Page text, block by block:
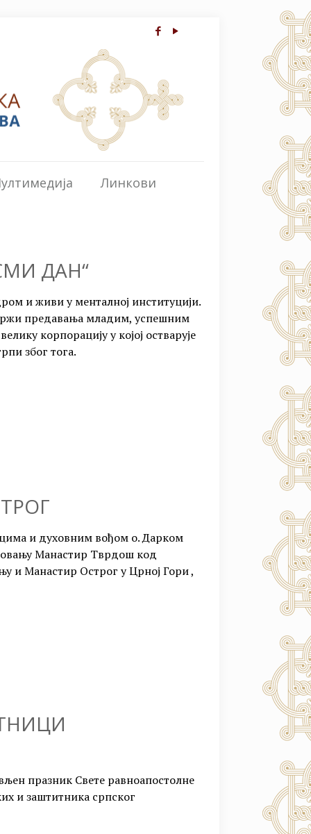
Линкови
ДАН“
и живи у менталној институцији.
предавања младим, успешним
корпорацију у којој остварује
због тога.
и духовним вођом о. Дарком
Манастир Тврдош код
и Манастир Острог у Црној Гори ,
празник Свете равноапостолне
и заштитника српског